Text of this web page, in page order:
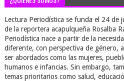
Lectura Periodística se funda el 24 de
de la reportera acapulqueña Rosalba
Periodística nace a partir de la
diferente, con perspectiva de género,
ser abordados como las mujeres,
humanos e infancias. Sin embargo,
temas prioritarios como salud,